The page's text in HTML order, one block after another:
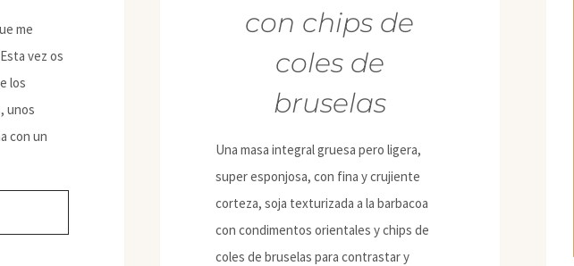
me
vez os
los
unos
con un
con chips de
coles de
bruselas
Una masa integral gruesa pero ligera,
super esponjosa, con fina y crujiente
corteza, soja texturizada a la barbacoa
con condimentos orientales y chips de
coles de bruselas para contrastar y